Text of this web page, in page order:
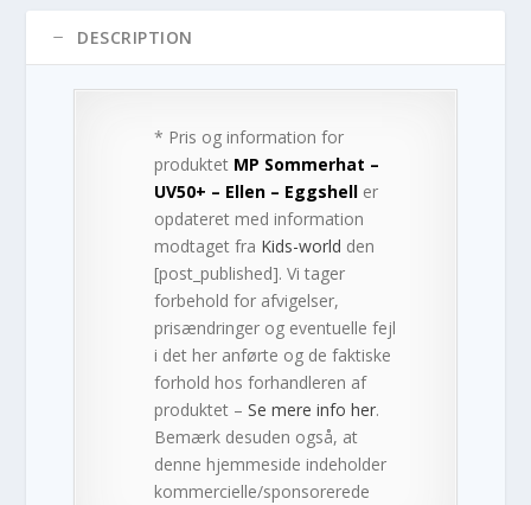
DESCRIPTION
* Pris og information for
produktet MP Sommerhat –
UV50+ – Ellen – Eggshell er
opdateret med information
modtaget fra Kids-world den
[post_published]. Vi tager
forbehold for afvigelser,
prisændringer og eventuelle fejl
i det her anførte og de faktiske
forhold hos forhandleren af
produktet –Se mere info her.
Bemærk desuden også, at
denne hjemmeside indeholder
kommercielle/sponsorerede